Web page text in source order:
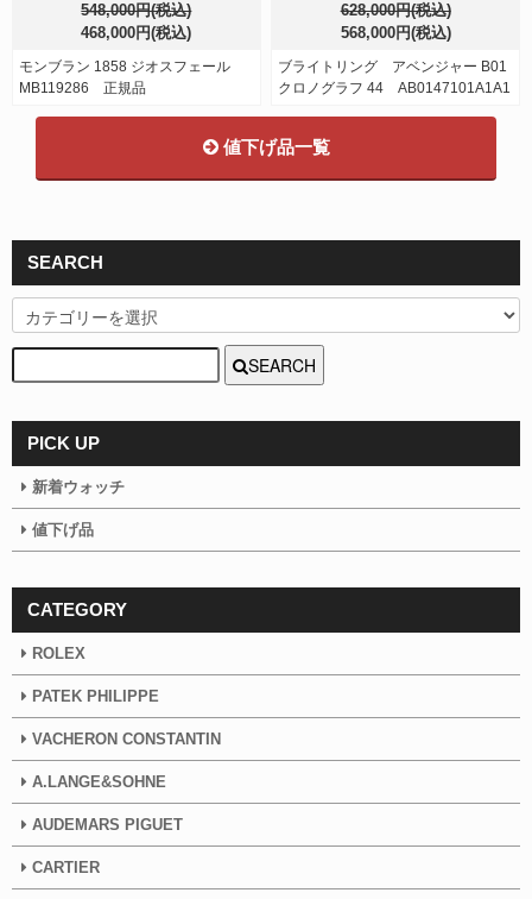
548,000円(税込)
468,000円(税込)
モンブラン 1858 ジオスフェール
MB119286 正規品
628,000円(税込)
568,000円(税込)
ブライトリング アベンジャー B01
クロノグラフ 44 AB0147101A1A1
値下げ品一覧
SEARCH
SEARCH
PICK UP
新着ウォッチ
値下げ品
CATEGORY
ROLEX
PATEK PHILIPPE
VACHERON CONSTANTIN
A.LANGE&SOHNE
AUDEMARS PIGUET
CARTIER